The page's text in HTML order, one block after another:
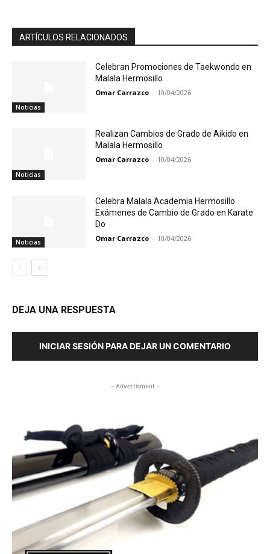
ARTÍCULOS RELACIONADOS
Noticias
Celebran Promociones de Taekwondo en
Malala Hermosillo
Omar Carrazco - 10/04/2026
Noticias
Realizan Cambios de Grado de Aikido en
Malala Hermosillo
Omar Carrazco - 10/04/2026
Noticias
Celebra Malala Academia Hermosillo
Exámenes de Cambio de Grado en Karate
Do
Omar Carrazco - 10/04/2026
DEJA UNA RESPUESTA
INICIAR SESIÓN PARA DEJAR UN COMENTARIO
- Advertisment -